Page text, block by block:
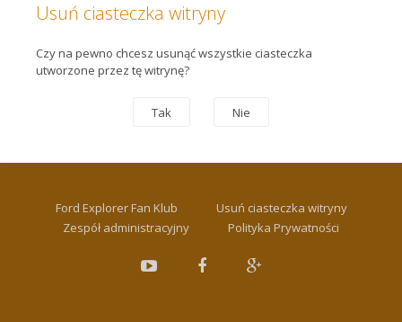
Usuń ciasteczka witryny
Czy na pewno chcesz usunąć wszystkie ciasteczka
utworzone przez tę witrynę?
Ford Explorer Fan Klub
Usuń ciasteczka witryny
Zespół administracyjny
Polityka Prywatności